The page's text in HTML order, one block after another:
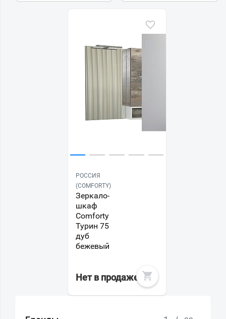
РОССИЯ
(COMFORTY)
Зеркало-
шкаф
Comforty
Турин 75
дуб
бежевый
Нет в продаже